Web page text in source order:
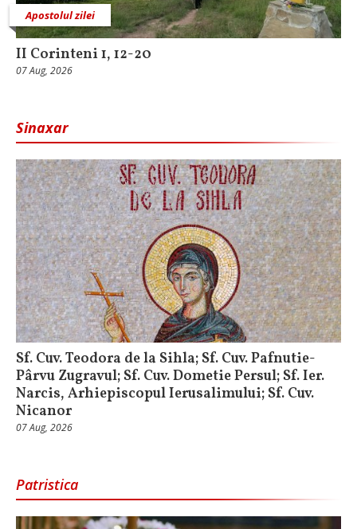
Apostolul zilei
II Corinteni 1, 12-20
07 Aug, 2026
Sinaxar
Sf. Cuv. Teodora de la Sihla; Sf. Cuv. Pafnutie-
Pârvu Zugravul; Sf. Cuv. Dometie Persul; Sf. Ier.
Narcis, Arhiepiscopul Ierusalimului; Sf. Cuv.
Nicanor
07 Aug, 2026
Patristica